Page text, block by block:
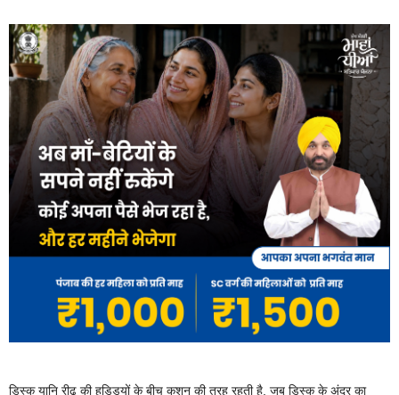
डिस्क यानि रीढ़ की हड्डियों के बीच कुशन की तरह रहती है. जब डिस्क के अंदर का